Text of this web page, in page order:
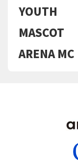
YOUTH
MASCOT
ARENA MC